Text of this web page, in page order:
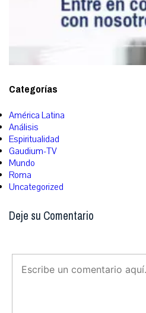
Categorías
América Latina
Análisis
Espiritualidad
Gaudium-TV
Mundo
Roma
Uncategorized
Deje su Comentario